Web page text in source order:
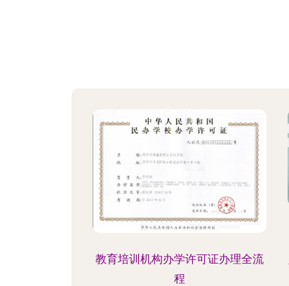
教育培训机构办学许可证办理全流
程